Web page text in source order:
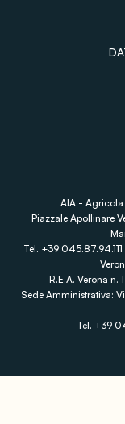
AIA - Agricola
Piazzale Apollinare
Tel. +39
R.E.A. Verona
Sede Amministrativa:
Tel. +39